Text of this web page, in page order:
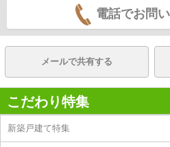
電話でお問
メールで共有する
こだわり特集
新築戸建て特集